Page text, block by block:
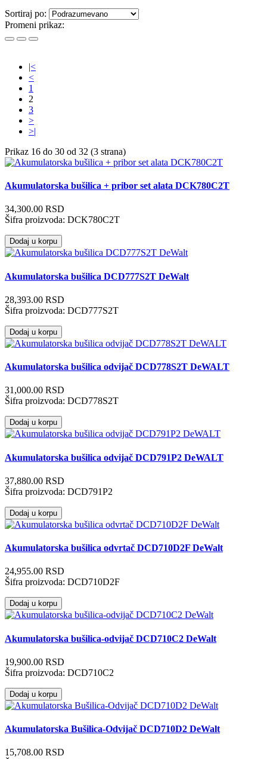
Sortiraj po:
Promeni prikaz:
|<
<
1
2
3
>
>|
Prikaz 16 do 30 od 32 (3 strana)
Akumulatorska bušilica + pribor set alata DCK780C2T
34,300.00 RSD
Šifra proizvoda: DCK780C2T
Dodaj u korpu
Akumulatorska bušilica DCD777S2T DeWalt
28,393.00 RSD
Šifra proizvoda: DCD777S2T
Dodaj u korpu
Akumulatorska bušilica odvijač DCD778S2T DeWALT
31,000.00 RSD
Šifra proizvoda: DCD778S2T
Dodaj u korpu
Akumulatorska bušilica odvijač DCD791P2 DeWALT
37,880.00 RSD
Šifra proizvoda: DCD791P2
Dodaj u korpu
Akumulatorska bušilica odvrtač DCD710D2F DeWalt
24,955.00 RSD
Šifra proizvoda: DCD710D2F
Dodaj u korpu
Akumulatorska bušilica-odvijač DCD710C2 DeWalt
19,900.00 RSD
Šifra proizvoda: DCD710C2
Dodaj u korpu
Akumulatorska Bušilica-Odvijač DCD710D2 DeWalt
15,708.00 RSD